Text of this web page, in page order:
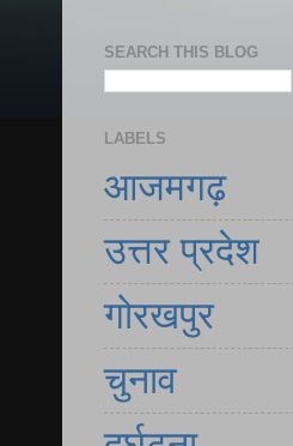
SEARCH THIS BLOG
LABELS
आजमगढ़
उत्तर प्रदेश
गोरखपुर
चुनाव